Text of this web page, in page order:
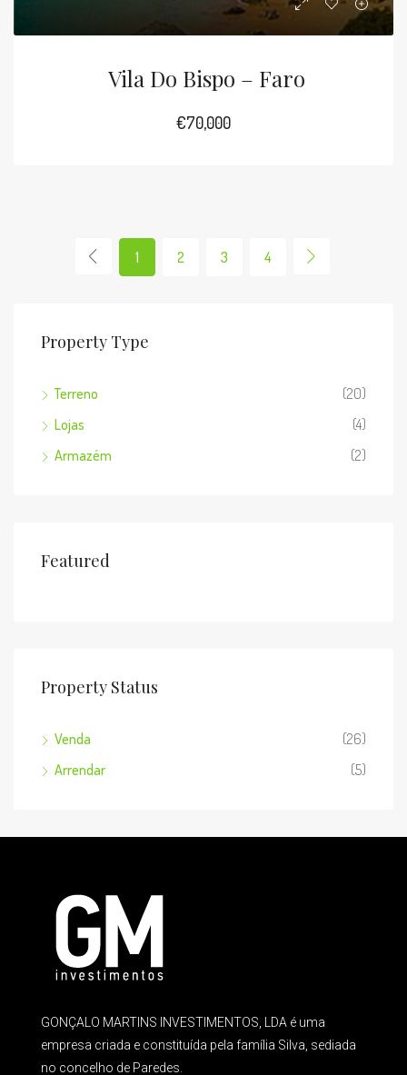
Vila Do Bispo – Faro
€70,000
1 2 3 4
Property Type
Terreno
(20)
Lojas
(4)
Armazém
(2)
Featured
Property Status
Venda
(26)
Arrendar
(5)
GONÇALO MARTINS INVESTIMENTOS, LDA é uma
empresa criada e constituída pela família Silva, sediada
no concelho de Paredes.